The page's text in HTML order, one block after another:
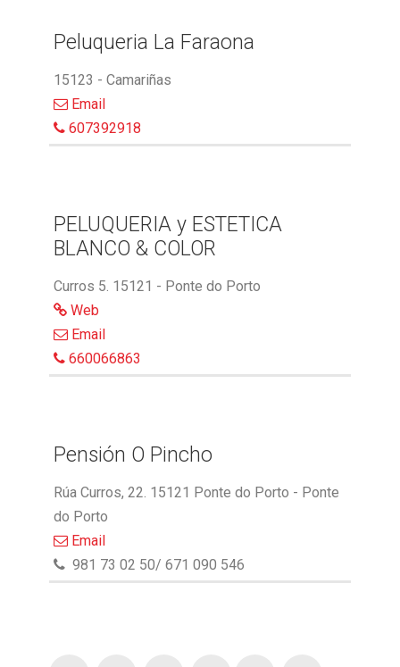
Peluqueria La Faraona
15123 - Camariñas
Email
607392918
PELUQUERIA y ESTETICA
BLANCO & COLOR
Curros 5. 15121 - Ponte do Porto
Web
Email
660066863
Pensión O Pincho
Rúa Curros, 22. 15121 Ponte do Porto - Ponte
do Porto
Email
981 73 02 50/ 671 090 546